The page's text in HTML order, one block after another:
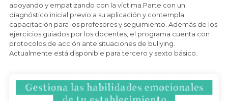
apoyando y empatizando con la víctima.Parte con un
diagnóstico inicial previo a su aplicación y contempla
capacitación para los profesores y seguimiento. Además de los
ejercicios guiados por los docentes, el programa cuenta con
protocolos de acción ante situaciones de bullying.
Actualmente está disponible para tercero y sexto básico.